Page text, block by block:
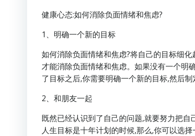
健康心态:如何消除负面情绪和焦虑?
1、明确一个新的目标
如何消除负面情绪和焦虑?将自己的目标细
才能消除负面情绪和焦虑。如果没有一个明
了目标之后,你需要明确一个新的目标,然后
2、和朋友一起
既然已经认识到了自己的问题,就要努力把
人生目标是十年计划的时候,那么,你可以选